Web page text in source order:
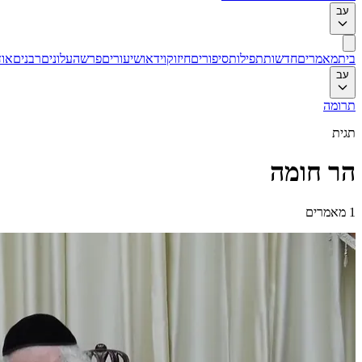
עב
ביתמאמריםחדשותתפילותסיפוריםחיזוקוידאושיעוריםפרשהעלוניםרבנים
עב
תרומה
תגית
הר חומה
1 מאמרים